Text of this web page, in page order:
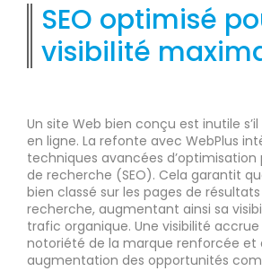
SEO optimisé
visibilité
Un site Web bien conçu est inutile s’il
en ligne. La refonte avec WebPlus
techniques avancées d’optimisation
de recherche (SEO). Cela garantit
bien classé sur les pages de
recherche, augmentant ainsi sa
trafic organique. Une visibilité
notoriété de la marque renforcée et
augmentation des opportunités